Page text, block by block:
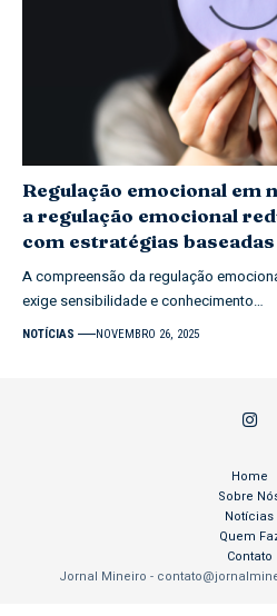
Regulação emocional em
a regulação emocional
com estratégias
A compreensão da regulação
exige sensibilidade e conhecimento…
NOTÍCIAS NOVEMBRO 26, 2025
Jornal Mineiro -
Home
Sobre
Notícias
Quem
Contato